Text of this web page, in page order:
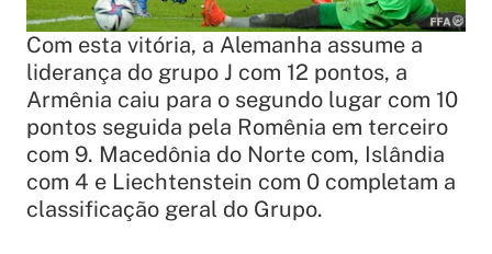
Com esta vitória, a Alemanha assume a
liderança do grupo J com 12 pontos, a
Armênia caiu para o segundo lugar com 10
pontos seguida pela Romênia em terceiro
com 9. Macedônia do Norte com, Islândia
com 4 e Liechtenstein com 0 completam a
classificação geral do Grupo.